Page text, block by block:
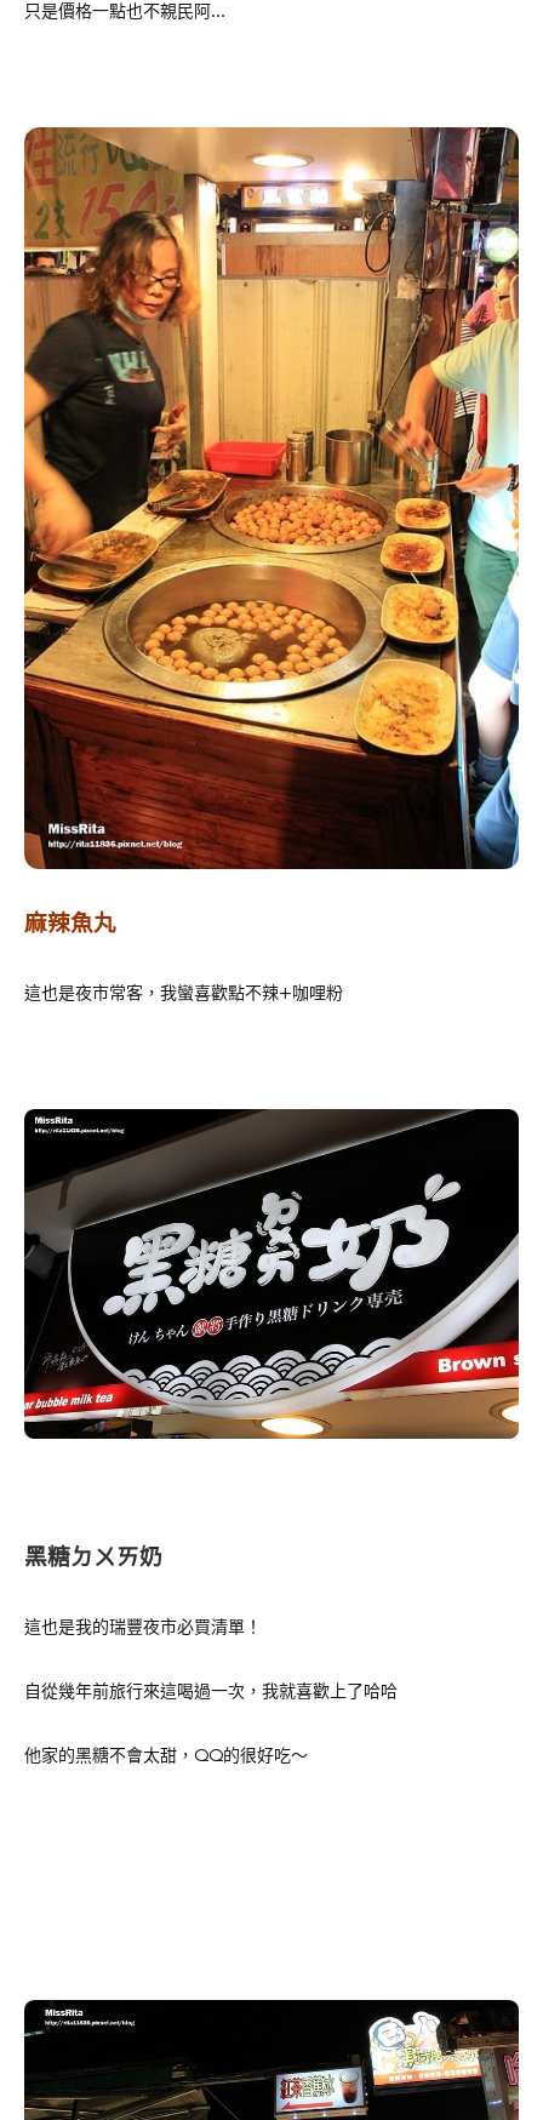
只是價格一點也不親民阿…
麻辣魚丸
這也是夜市常客，我蠻喜歡點不辣+咖哩粉
黑糖ㄉㄨㄞ奶
這也是我的瑞豐夜市必買清單！
自從幾年前旅行來這喝過一次，我就喜歡上了哈哈
他家的黑糖不會太甜，QQ的很好吃～